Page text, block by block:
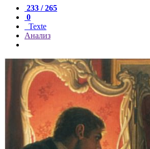
233 / 265
0
Texte
Анализ